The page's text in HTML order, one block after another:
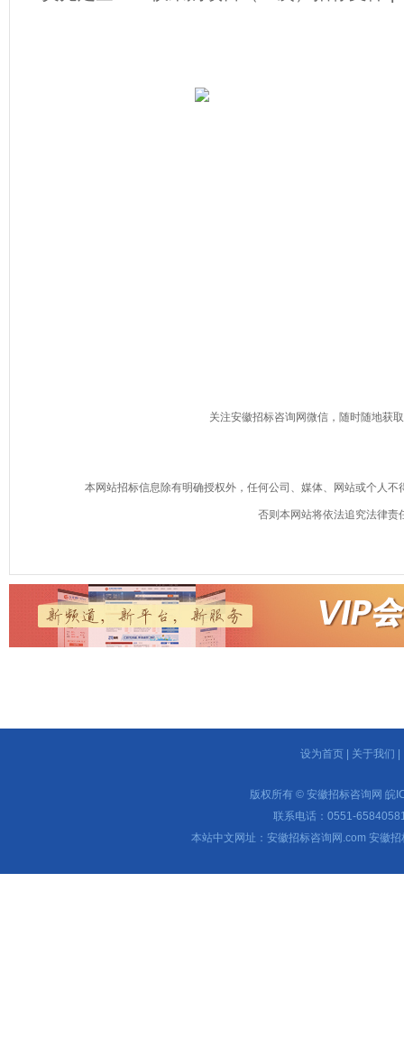
关注安徽招标咨询网微信，随时随地获
本网站招标信息除有明确授权外，任何公司、媒体、网站或个人
否则本网站将依法追究法律责
设为首页 关于我们
版权所有 © 安徽招标咨询网 皖
联系电话：0551-
本站中文网址：安徽招标咨询网.com 安徽